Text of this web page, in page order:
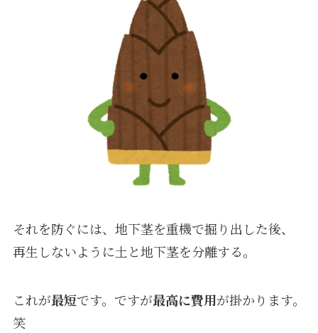
それを防ぐには、地下茎を重機で掘り出した後、
再生しないように土と地下茎を分離する。
これが最短です。ですが最高に費用が掛かります。
笑